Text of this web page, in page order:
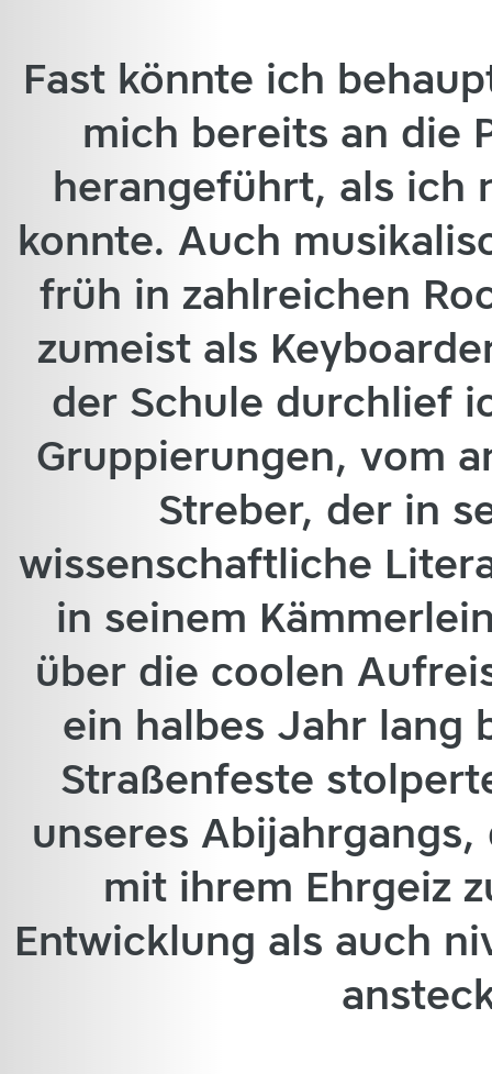
Fast könnte ich
mich bereits an die
herangeführt, als ich
konnte. Auch
früh in zahlreichen
zumeist als
der Schule durchlief
Gruppierungen, vom
Streber, der in
wissenschaftliche
in seinem
über die coolen
ein halbes Jahr lang
Straßenfeste
unseres
mit ihrem Ehrgeiz
Entwicklung als auch